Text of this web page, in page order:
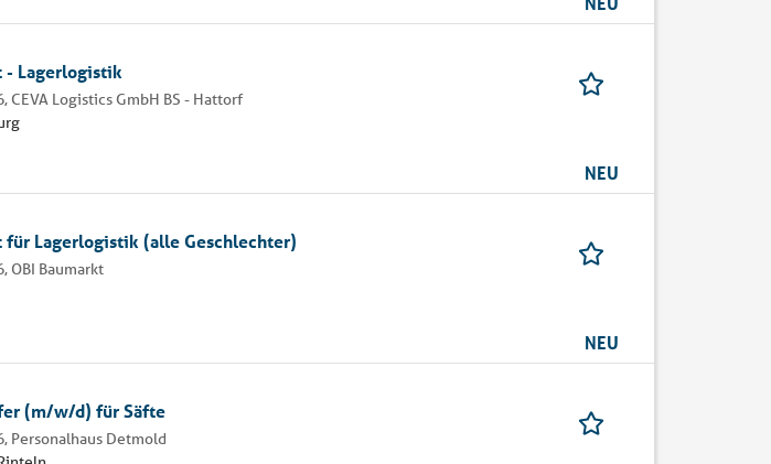
- Lagerlogistik
CEVA Logistics GmbH BS - Hattorf
NEU
für Lagerlogistik (alle Geschlechter)
OBI Baumarkt
NEU
(m/w/d) für Säfte
Personalhaus Detmold